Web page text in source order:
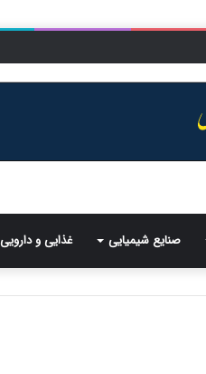
صنایع شیمیایی غذایی و دارویی